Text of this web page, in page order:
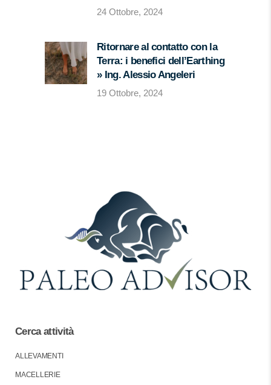
24 Ottobre, 2024
Ritornare al contatto con la
Terra: i benefici dell’Earthing
» Ing. Alessio Angeleri
19 Ottobre, 2024
Cerca attività
ALLEVAMENTI
MACELLERIE